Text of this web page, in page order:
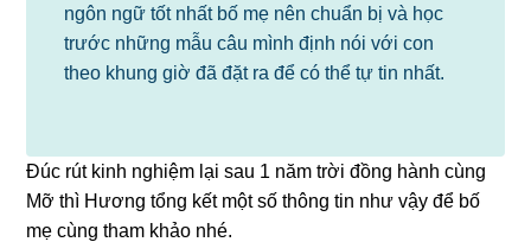
ngôn ngữ tốt nhất bố mẹ nên chuẩn bị và học
trước những mẫu câu mình định nói với con
theo khung giờ đã đặt ra để có thể tự tin nhất.
Đúc rút kinh nghiệm lại sau 1 năm trời đồng hành cùng
Mỡ thì Hương tổng kết một số thông tin như vậy để bố
mẹ cùng tham khảo nhé.